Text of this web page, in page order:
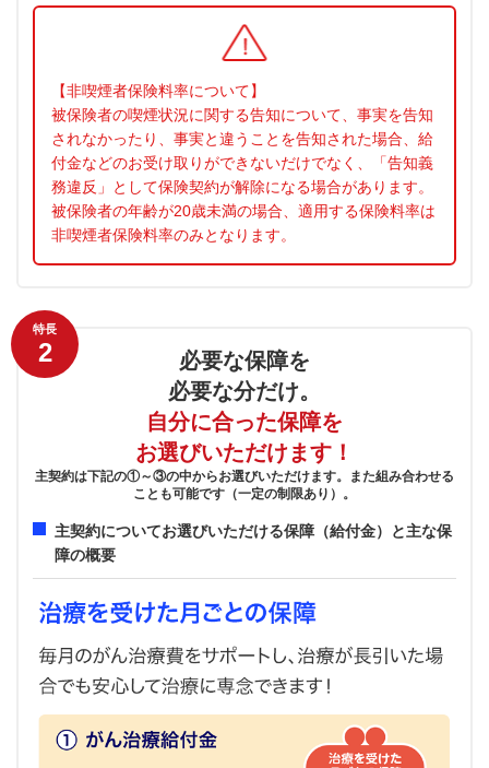
【非喫煙者保険料率について】
被保険者の喫煙状況に関する告知について、事実を告知
されなかったり、事実と違うことを告知された場合、給
付金などのお受け取りができないだけでなく、「告知義
務違反」として保険契約が解除になる場合があります。
被保険者の年齢が20歳未満の場合、適用する保険料率は
非喫煙者保険料率のみとなります。
特長
2
必要な保障を
必要な分だけ。
自分に合った保障を
お選びいただけます！
主契約は下記の①～③の中からお選びいただけます。また組み合わせる
ことも可能です（一定の制限あり）。
主契約についてお選びいただける保障（給付金）と主な保
障の概要